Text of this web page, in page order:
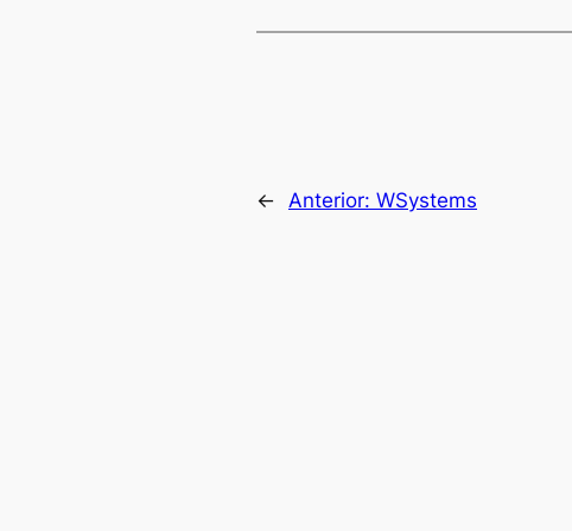
← Anterior: WSystems